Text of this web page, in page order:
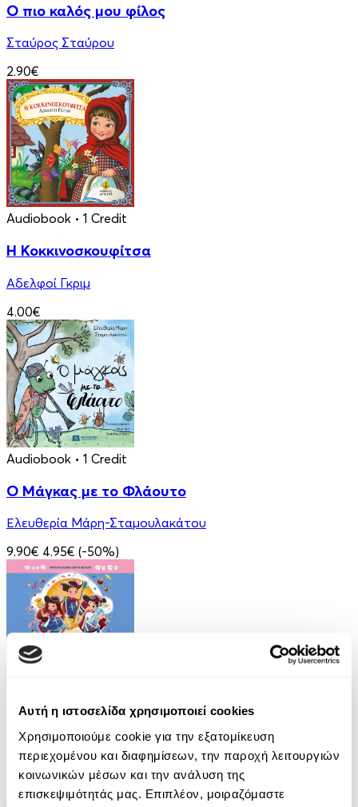
Αυτή η ιστοσελίδα χρησιμοποιεί cookies
Χρησιμοποιούμε cookie για την εξατομίκευση
περιεχομένου και διαφημίσεων, την παροχή λειτουργιών
κοινωνικών μέσων και την ανάλυση της
επισκεψιμότητάς μας. Επιπλέον, μοιραζόμαστε
Ο πιο καλός μου φίλος
Σταύρος Σταύρου
2.90€
Audiobook • 1 Credit
Η Κοκκινοσκουφίτσα
Αδελφοί Γκριμ
4.00€
Audiobook • 1 Credit
Ο Μάγκας με το Φλάουτο
Ελευθερία Μάρη-Σταμουλακάτου
9.90€ 4.95€ (-50%)
Οι Τρεις Στοματοφύλακες
Κρυσταλλένια Βιγγοπούλου
13.50€ 6.75€ (-50%)